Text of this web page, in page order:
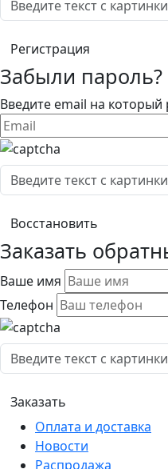
Забыли пароль?
Введите email на который
Заказать
Ваше имя
Телефон
Оплата и доставка
Новости
Распродажа